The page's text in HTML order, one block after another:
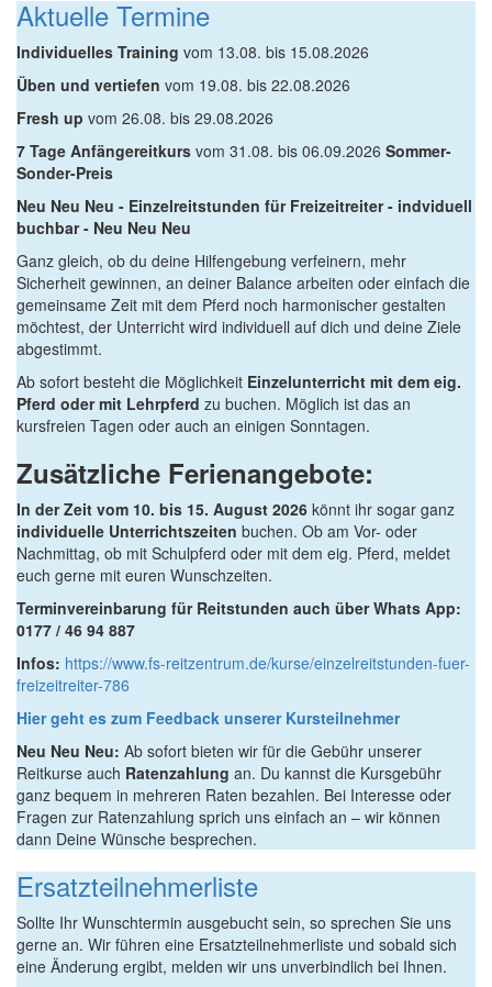
Aktuelle Termine
Individuelles Training vom 13.08. bis 15.08.2026
Üben und vertiefen vom 19.08. bis 22.08.2026
Fresh up vom 26.08. bis 29.08.2026
7 Tage Anfängereitkurs vom 31.08. bis 06.09.2026 Sommer-
Sonder-Preis
Neu Neu Neu - Einzelreitstunden für Freizeitreiter - indviduell
buchbar - Neu Neu Neu
Ganz gleich, ob du deine Hilfengebung verfeinern, mehr
Sicherheit gewinnen, an deiner Balance arbeiten oder einfach die
gemeinsame Zeit mit dem Pferd noch harmonischer gestalten
möchtest, der Unterricht wird individuell auf dich und deine Ziele
abgestimmt.
Ab sofort besteht die Möglichkeit Einzelunterricht mit dem eig.
Pferd oder mit Lehrpferd zu buchen. Möglich ist das an
kursfreien Tagen oder auch an einigen Sonntagen.
Zusätzliche Ferienangebote:
In der Zeit vom 10. bis 15. August 2026 könnt ihr sogar ganz
individuelle Unterrichtszeiten buchen. Ob am Vor- oder
Nachmittag, ob mit Schulpferd oder mit dem eig. Pferd, meldet
euch gerne mit euren Wunschzeiten.
Terminvereinbarung für Reitstunden auch über Whats App:
0177 / 46 94 887
Infos: https://www.fs-reitzentrum.de/kurse/einzelreitstunden-fuer-
freizeitreiter-786
Hier geht es zum Feedback unserer Kursteilnehmer
Neu Neu Neu: Ab sofort bieten wir für die Gebühr unserer
Reitkurse auch Ratenzahlung an. Du kannst die Kursgebühr
ganz bequem in mehreren Raten bezahlen. Bei Interesse oder
Fragen zur Ratenzahlung sprich uns einfach an – wir können
dann Deine Wünsche besprechen.
Ersatzteilnehmerliste
Sollte Ihr Wunschtermin ausgebucht sein, so sprechen Sie uns
gerne an. Wir führen eine Ersatzteilnehmerliste und sobald sich
eine Änderung ergibt, melden wir uns unverbindlich bei Ihnen.